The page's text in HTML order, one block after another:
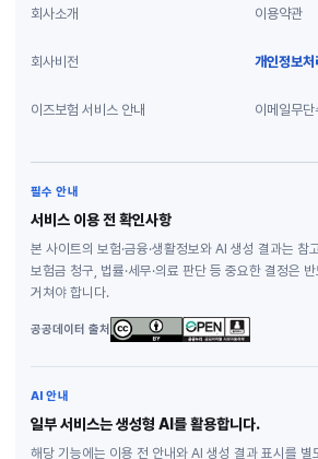
회사소개
회사비전
이즈보험 서비스 안내
이용약관
개인정보처
이메일무
필수 안내
서비스 이용 전 확인사항
본 사이트의 보험·금융·생활정보와 AI 생성 결과는 참
보험금 청구, 법률·세무·의료 판단 등 중요한 결정은
거쳐야 합니다.
공공데이터 출처
AI 안내
일부 서비스는 생성형 AI를 활용합니다.
해당 기능에는 이용 전 안내와 AI 생성 결과 표시를 별